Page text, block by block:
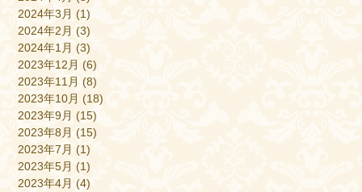
2024年3月 (1)
2024年2月 (3)
2024年1月 (3)
2023年12月 (6)
2023年11月 (8)
2023年10月 (18)
2023年9月 (15)
2023年8月 (15)
2023年7月 (1)
2023年5月 (1)
2023年4月 (4)